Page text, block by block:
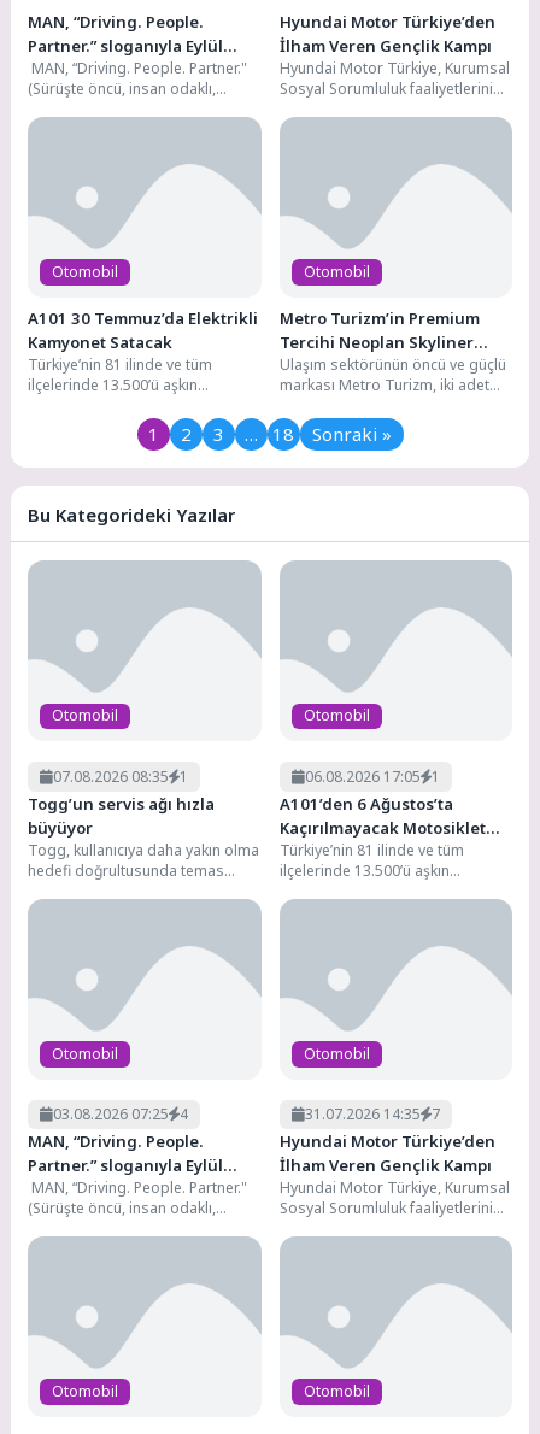
MAN, “Driving. People.
Partner.” sloganıyla Eylül
ayındaki IAA Transportation
2026’da
MAN, “Driving. People. Partner."
(Sürüşte öncü, insan odaklı,
alacağı Eylül ayındaki...
Hyundai Motor Türkiye’den
İlham Veren Gençlik Kampı
Hyundai Motor Türkiye, Kurumsal
Sosyal Sorumluluk faaliyetlerini
altında, Hyundai Gençlik Kampı’nı
Otomobil
A101 30 Temmuz’da Elektrikli
Kamyonet Satacak
Türkiye’nin 81 ilinde ve tüm
ilçelerinde 13.500’ü aşkın
1.200’den fazla tedarikçisiyle
Otomobil
Metro Turizm’in Premium
Tercihi Neoplan Skyliner
Oldu
Ulaşım sektörünün öncü ve güçlü
markası Metro Turizm, iki adet
filosunu...
1 2 3 … 18 Sonraki »
Bu Kategorideki Yazılar
Otomobil
07.08.2026 08:35 1
Togg’un servis ağı hızla
büyüyor
Togg, kullanıcıya daha yakın olma
hedefi doğrultusunda temas
Yıl sonuna kadar...
Otomobil
06.08.2026 17:05 1
A101’den 6 Ağustos’ta
Kaçırılmayacak Motosiklet
Fırsatı
Türkiye’nin 81 ilinde ve tüm
ilçelerinde 13.500’ü aşkın
1.200’den fazla tedarikçisiyle
Otomobil
03.08.2026 07:25 4
MAN, “Driving. People.
Partner.” sloganıyla Eylül
ayındaki IAA Transportation
2026’da
MAN, “Driving. People. Partner."
(Sürüşte öncü, insan odaklı,
alacağı Eylül ayındaki...
Otomobil
31.07.2026 14:35 7
Hyundai Motor Türkiye’den
İlham Veren Gençlik Kampı
Hyundai Motor Türkiye, Kurumsal
Sosyal Sorumluluk faaliyetlerini
altında, Hyundai Gençlik Kampı’nı
Otomobil Otomobil